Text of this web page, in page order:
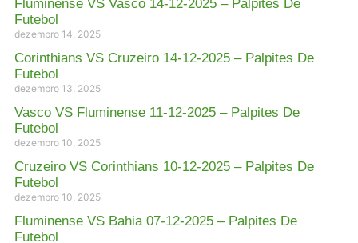
Fluminense VS Vasco 14-12-2025 – Palpites De
Futebol
dezembro 14, 2025
Corinthians VS Cruzeiro 14-12-2025 – Palpites De
Futebol
dezembro 13, 2025
Vasco VS Fluminense 11-12-2025 – Palpites De
Futebol
dezembro 10, 2025
Cruzeiro VS Corinthians 10-12-2025 – Palpites De
Futebol
dezembro 10, 2025
Fluminense VS Bahia 07-12-2025 – Palpites De
Futebol